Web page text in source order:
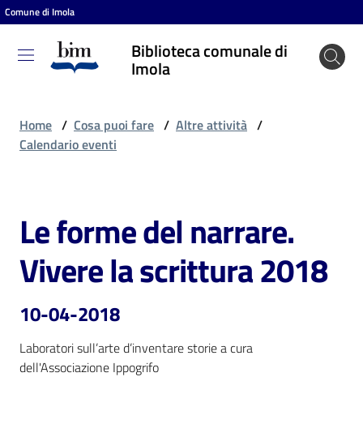
Vai al contenuto
Vai alla navigazione
Vai al footer
Comune di Imola
Biblioteca comunale di
Imola
Biblioteca
comunale
Cosa
puoi
fare
Scopri
i
Home / Cosa puoi fare / Altre attività /
Calendario eventi
Salta al contenuto
Le forme del narrare.
Vivere la scrittura 2018
10-04-2018
Laboratori sull’arte d’inventare storie a cura
dell'Associazione Ippogrifo